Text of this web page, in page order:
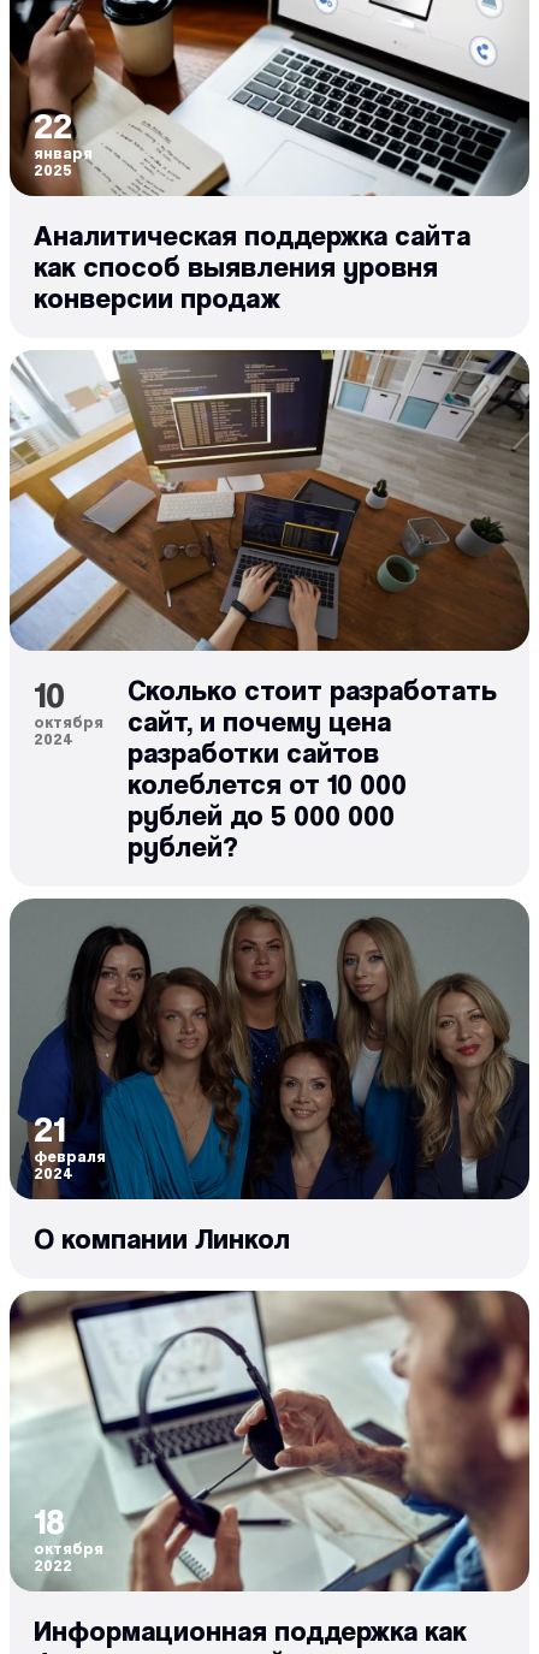
22
января
2025
Аналитическая поддержка сайта
как способ выявления уровня
конверсии продаж
10
октября
2024
Сколько стоит разработать
сайт, и почему цена
разработки сайтов
колеблется от 10 000
рублей до 5 000 000
рублей?
21
февраля
2024
О компании Линкол
18
октября
2022
Информационная поддержка как